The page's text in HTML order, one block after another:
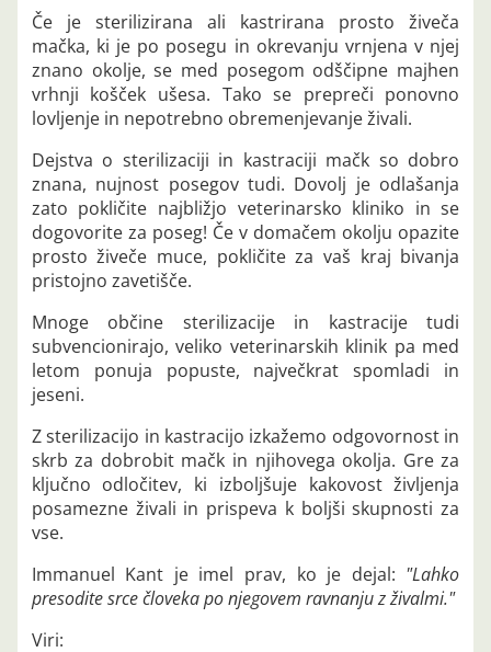
Če je sterilizirana ali kastrirana prosto živeča
mačka, ki je po posegu in okrevanju vrnjena v njej
znano okolje, se med posegom odščipne majhen
vrhnji košček ušesa. Tako se prepreči ponovno
lovljenje in nepotrebno obremenjevanje živali.
Dejstva o sterilizaciji in kastraciji mačk so dobro
znana, nujnost posegov tudi. Dovolj je odlašanja
zato pokličite najbližjo veterinarsko kliniko in se
dogovorite za poseg! Če v domačem okolju opazite
prosto živeče muce, pokličite za vaš kraj bivanja
pristojno zavetišče.
Mnoge občine sterilizacije in kastracije tudi
subvencionirajo, veliko veterinarskih klinik pa med
letom ponuja popuste, največkrat spomladi in
jeseni.
Z sterilizacijo in kastracijo izkažemo odgovornost in
skrb za dobrobit mačk in njihovega okolja. Gre za
ključno odločitev, ki izboljšuje kakovost življenja
posamezne živali in prispeva k boljši skupnosti za
vse.
Immanuel Kant je imel prav, ko je dejal: "Lahko
presodite srce človeka po njegovem ravnanju z živalmi."
Viri: